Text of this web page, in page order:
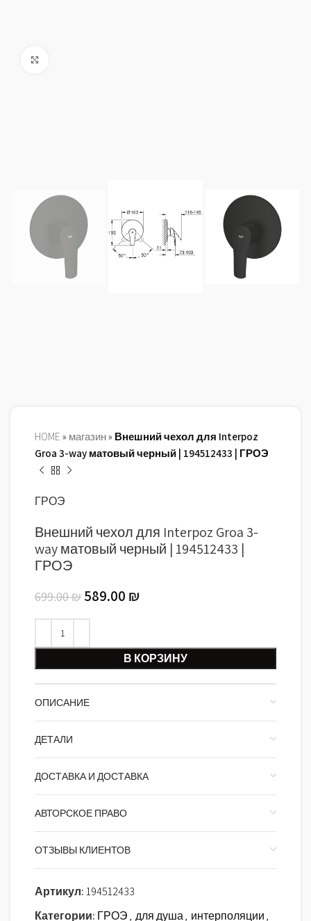
HOME » магазин» Внешний чехол для Interpoz
Groa 3-way матовый черный | 194512433 | ГРОЭ
ГРОЭ
Внешний чехол для Interpoz Groa 3-
way матовый черный | 194512433 |
ГРОЭ
699.00₪ 589.00 ₪
В КОРЗИНУ
ОПИСАНИЕ
ДЕТАЛИ
ДОСТАВКА И ДОСТАВКА
АВТОРСКОЕ ПРАВО
ОТЗЫВЫ КЛИЕНТОВ
Артикул:194512433
Категории: ГРОЭ, для душа, интерполяции,